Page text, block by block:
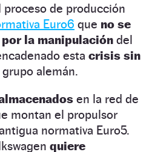
de producción
Euro6 que no se
la manipulación del
esta crisis sin
alemán.
en la red de
montan el propulsor
normativa Euro5.
quiere